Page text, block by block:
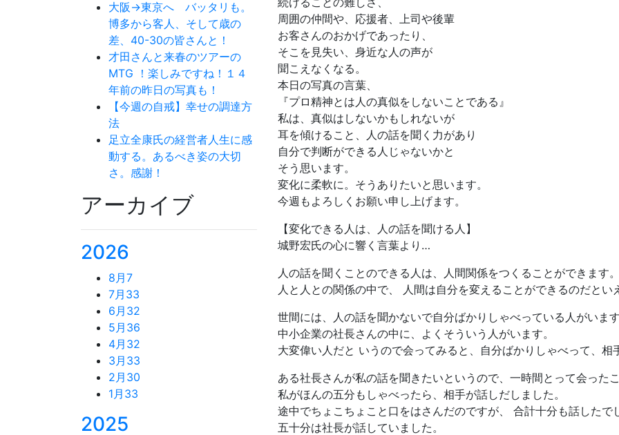
周囲の仲間や、応援者、上司や後輩
お客さんのおかげであったり、
そこを見失い、身近な人の声が
聞こえなくなる。
本日の写真の言葉、
『プロ精神とは人の真似をしないことである』
私は、真似はしないかもしれないが
耳を傾けること、人の話を聞く力があり
自分で判断ができる人じゃないかと
そう思います。
変化に柔軟に。そうありたいと思います。
今週もよろしくお願い申し上げます。
【変化できる人は、人の話を聞ける人】
城野宏氏の心に響く言葉より…
人の話を聞くことのできる人は、人間関係をつくることができます。
人と人との関係の中で、 人間は自分を変えることができるのだとい
世間には、人の話を聞かないで自分ばかりしゃべっている人がいます
中小企業の社長さんの中に、よくそういう人がいます。
大変偉い人だと いうので会ってみると、自分ばかりしゃべって、相
ある社長さんが私の話を聞きたいというので、一時間とって会ったこ
私がほんの五分もしゃべったら、相手が話しだしました。
途中でちょこちょこと口をはさんだのですが、 合計十分も話したで
五十分は社長が話していました。
大阪→東京へ バッタリも。
博多から客人、そして歳の
差、40-30の皆さんと！
才田さんと来春のツアーの
MTG ！楽しみですね！１４
年前の昨日の写真も！
【今週の自戒】幸せの調達方
法
足立全康氏の経営者人生に感
動する。あるべき姿の大切
さ。感謝！
アーカイブ
2026
8月7
7月 33
6月 32
5月 36
4月 32
3月 33
2月 30
1月 33
2025